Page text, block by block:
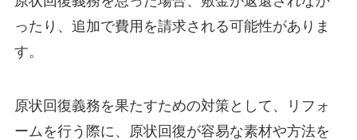
ったり、追加で費用を請求される可能性がありま
す。
原状回復義務を果たすための対策として、リフォ
ームを行う際に、原状回復が容易な素材や方法を